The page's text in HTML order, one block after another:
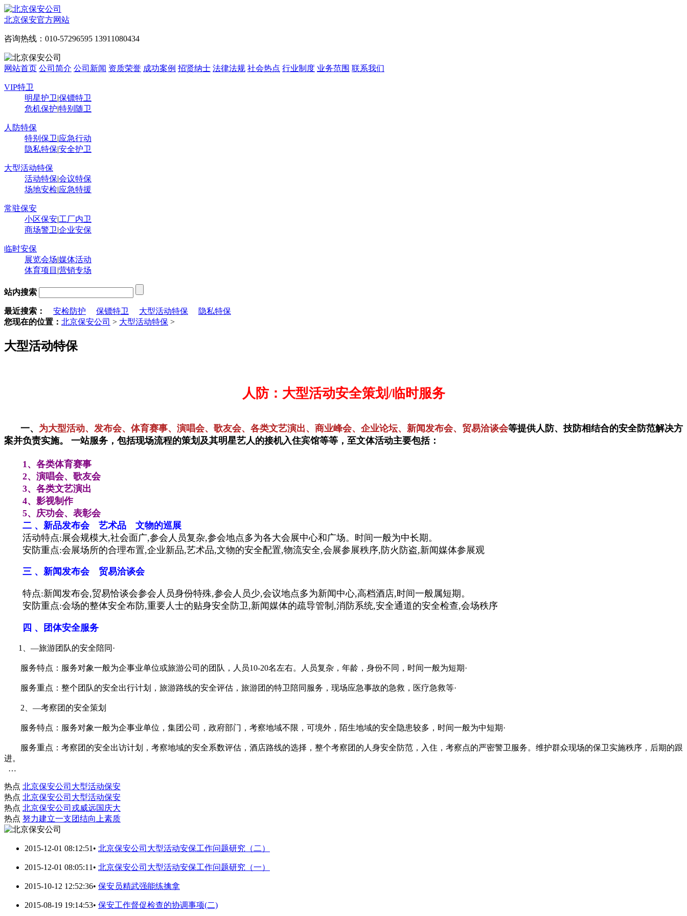
北京保安官方网站
咨询热线：010-57296595 13911080434
网站首页 公司简介 公司新闻 资质荣誉 成功案例 招贤纳士 法律法规 社会热点 行业制度 业务范围 联系我们
VIP特卫
明星护卫|保镖特卫
危机保护|特别随卫
人防特保
特别保卫|应急行动
隐私特保|安全护卫
大型活动特保
活动特保|会议特保
场地安检|应急特援
常驻保安
小区保安|工厂内卫
商场警卫|企业安保
临时安保
展览会场|媒体活动
体育项目 |营销专场
站内搜索
最近搜索： 安检防护 保镖特卫 大型活动特保
隐私特保
您现在的位置： 北京保安公司 > 大型活动特保 >
大型活动特保
人防：大型活动安全策划/临时服务
一、 为大型活动、发布会、体育赛事、演唱会、歌友会、各类文艺演出、商业峰会、企业论坛、新闻发布会、贸易洽谈会等提供人防、技防相结合的安全防范解决方
案并负责实施。 一站服务，包括现场流程的策划及其明星艺人的接机入住宾馆等等，至文体活动主要包括：
1、各类体育赛事
2、演唱会、歌友会
3、各类文艺演出
4、影视制作
5、庆功会、表彰会
二 、新品发布会 艺术品 文物的巡展
活动特点:展会规模大,社会面广,参会人员复杂,参会地点多为各大会展中心和广场。时间一般为中长期。
安防重点:会展场所的合理布置,企业新品,艺术品,文物的安全配置,物流安全,会展参展秩序,防火防盗,新闻媒体参展观
三 、新闻发布会 贸易洽谈会
特点:新闻发布会,贸易恰谈会参会人员身份特殊,参会人员少,会议地点多为新闻中心,高档酒店,时间一般属短期。
安防重点:会场的整体安全布防,重要人士的贴身安全防卫,新闻媒体的疏导管制,消防系统,安全通道的安全检查,会场秩序
四 、团体安全服务
1、—旅游团队的安全陪同·
服务特点：服务对象一般为企事业单位或旅游公司的团队，人员10-20名左右。人员复杂，年龄，身份不同，时间一般为短期·
服务重点：整个团队的安全出行计划，旅游路线的安全评估，旅游团的特卫陪同服务，现场应急事故的急救，医疗急救等·
2、—考察团的安全策划
服务特点：服务对象一般为企事业单位，集团公司，政府部门，考察地域不限，可境外，陌生地域的安全隐患较多，时间一般为中短期·
服务重点：考察团的安全出访计划，考察地域的安全系数评估，酒店路线的选择，整个考察团的人身安全防范，入住，考察点的严密警卫服务。维护群众现场的保卫实施秩序，后期的跟
进。
…
热点 北京保安公司大型活动保安
热点 北京保安公司大型活动保安
热点 北京保安公司戎威远国庆大
热点 努力建立一支团结向上素质
2015-12-01 08:12:51• 北京保安公司大型活动安保工作问题研究（二）
2015-12-01 08:05:11• 北京保安公司大型活动安保工作问题研究（一）
2015-10-12 12:52:36• 保安员精武强能练擒拿
2015-08-19 19:14:53• 保安工作督促检查的协调事项(二)